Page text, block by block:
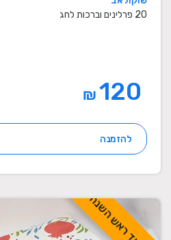
20 פרלינים וברכות לחג
₪
להזמנה
לכבוד ראש השנה